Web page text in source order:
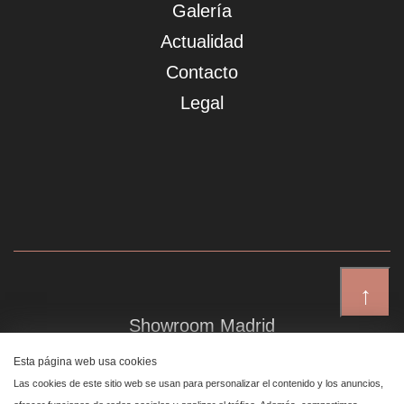
↑
Galería
Actualidad
Contacto
Legal
Showroom Madrid
Plaza de Canalejas 6, 4 izq
Centro, 28014 Madrid
Esta página web usa cookies
Las cookies de este sitio web se usan para personalizar el contenido y los anuncios,